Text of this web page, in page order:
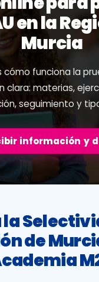
en la
Murcia
cómo funciona la
clara: materias,
seguimiento y
información y
de